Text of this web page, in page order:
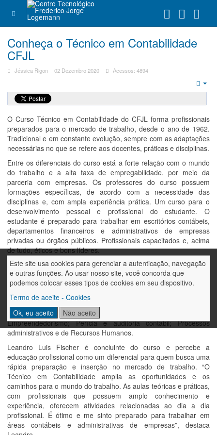
Este site usa cookies para gerenciar a autenticação, navegação
e outras funções. Ao usar nosso site, você concorda que
podemos colocar esses tipos de cookies em seu dispositivo.
Termo de aceite - Cookies
Ok, eu aceito
Não aceito
Conheça o Técnico em Contabilidade
CFJL
Jéssica Rigon 02 Dezembro 2020 Acessos: 4894
O Curso Técnico em Contabilidade do CFJL forma profissionais
preparados para o mercado de trabalho, desde o ano de 1962.
Tradicional e em constante evolução, sempre com as adaptações
necessárias no que se refere aos docentes, práticas e disciplinas.
Entre os diferenciais do curso está a forte relação com o mundo
do trabalho e a alta taxa de empregabilidade, por meio da
parceria com empresas. Os professores do curso possuem
formações específicas, de acordo com a necessidade das
disciplinas e, com ampla experiência prática. Um curso para o
desenvolvimento pessoal e profissional do estudante. O
estudante é preparado para trabalhar em escritórios contábeis,
departamentos ﬁnanceiros e administrativos de empresas
privadas ou órgãos públicos. Proﬁssionais capacitados e, acima
de tudo, éticos e bons líderes.
O curso tem duração de 1 ano (800 horas) e o estudante
aprende e se prepara para trabalhar com: Escriturações
contábeis; Lançamentos contábeis; Fluxo de caixa; Balancete;
Balanço Patrimonial; Declaração de Imposto de Renda; ICMS,
Administrativo, Penal e Trabalhista; Processos administrativos;
Empreendedorismo; Perícia e auditoria contábil; Processos
administrativos e de Recursos Humanos.
Leandro Luis Fischer é concluinte do curso e percebe a
educação profissional como um diferencial para quem busca uma
rápida preparação e inserção no mercado de trabalho. “O
Técnico em Contabilidade amplia as oportunidades e os
caminhos para o mundo do trabalho. As aulas teóricas e práticas,
com profissionais que possuem amplo conhecimento e
experiência, oferecem atividades relacionadas ao dia a dia
profissional. É ótimo e me sinto preparado para trabalhar em
áreas contábeis e administrativas de empresas”, destaca